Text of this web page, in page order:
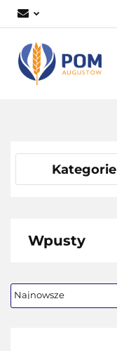
Kategorie
Wpusty